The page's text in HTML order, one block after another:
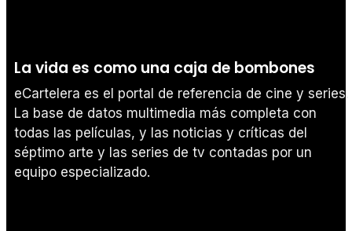
La vida es como una caja de bombones
eCartelera es el portal de referencia de cine y series.
La base de datos multimedia más completa con
todas las películas, y las noticias y críticas del
séptimo arte y las series de tv contadas por un
equipo especializado.